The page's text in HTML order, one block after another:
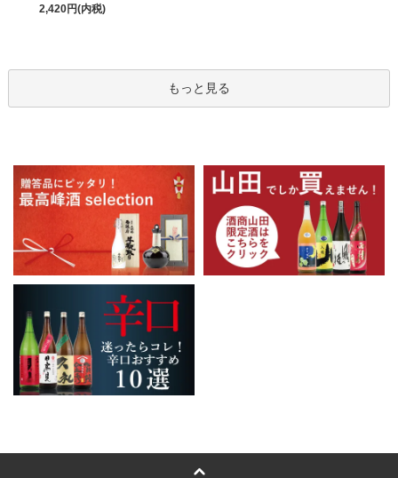
2,420円(内税)
もっと見る